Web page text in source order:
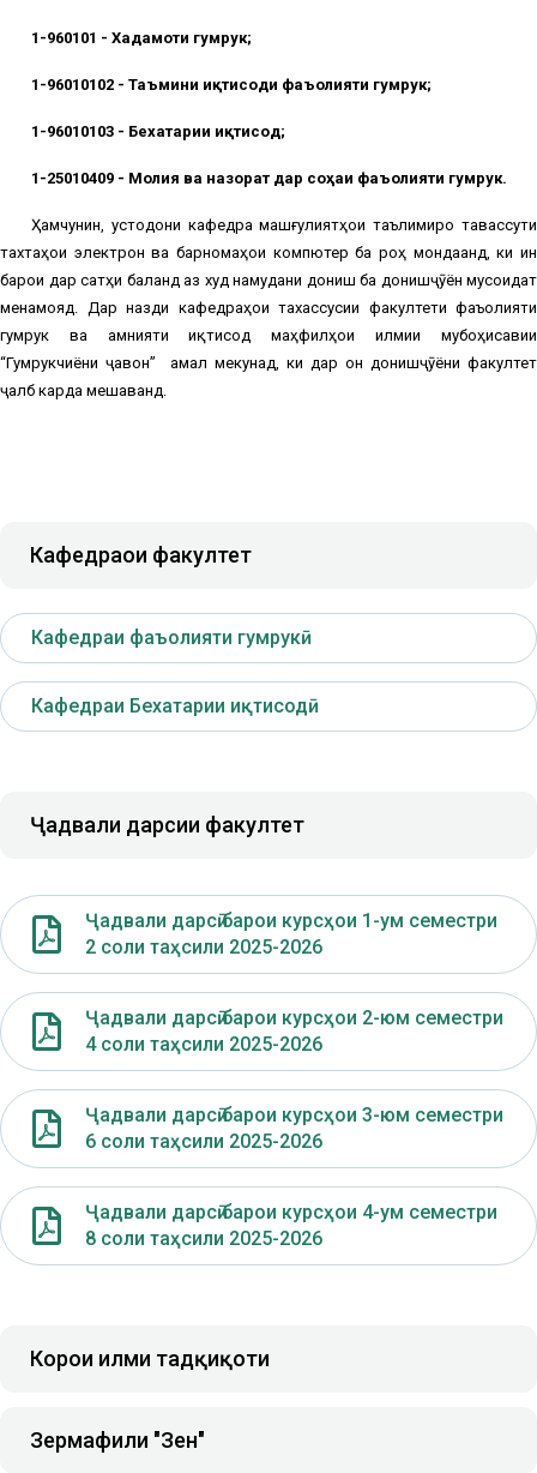
1-960101 - Хадамоти гумрукӣ;
1-96010102 - Таъмини иқтисоди фаъолияти гумрукӣ;
1-96010103 - Бехатарии иқтисодӣ;
1-25010409 - Молия ва назорат дар соҳаи фаъолияти гумрукӣ.
Ҳамчунин, устодони кафедра машғулиятҳои таълимиро тавассути
тахтаҳои электронӣ ва барномаҳои компютерӣ ба роҳ мондаанд, ки ин
барои дар сатҳи баланд аз худ намудани дониш ба донишҷӯён мусоидат
менамояд. Дар назди кафедраҳои тахассусии факултети фаъолияти
гумрукӣ ва амнияти иқтисодӣ маҳфилҳои илмии мубоҳисавии
“Гумрукчиёни ҷавон”
амал мекунад, ки дар он донишҷӯёни факултет
ҷалб карда мешаванд.
Кафедраҳои факултет
Кафедраи фаъолияти гумрукӣ
Кафедраи Бехатарии иқтисодӣ
Ҷадвали дарсии факултет
Ҷадвали дарсӣ барои курсҳои 1-ум семестри
2 соли таҳсили 2025-2026
Ҷадвали дарсӣ барои курсҳои 2-юм семестри
4 соли таҳсили 2025-2026
Ҷадвали дарсӣ барои курсҳои 3-юм семестри
6 соли таҳсили 2025-2026
Ҷадвали дарсӣ барои курсҳои 4-ум семестри
8 соли таҳсили 2025-2026
Корҳои илми тадқиқоти
Зермаҳфили "Зеҳн"